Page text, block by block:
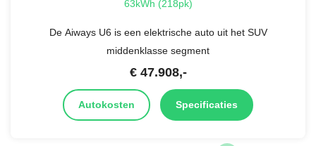
63kWh (218pk)
De Aiways U6 is een elektrische auto uit het SUV
middenklasse segment
€ 47.908,-
Autokosten Specificaties